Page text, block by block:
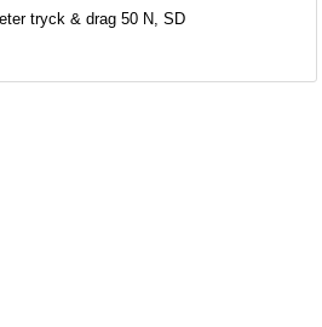
tryck & drag 50 N, SD